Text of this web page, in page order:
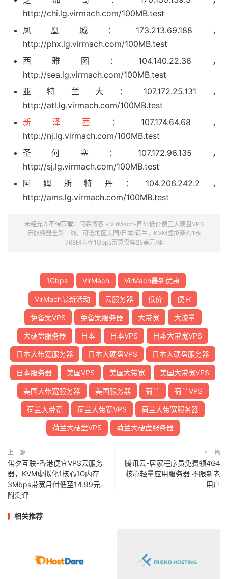
http://chi.lg.virmach.com/100MB.test
凤凰城：173.213.69.188，
http://phx.lg.virmach.com/100MB.test
西雅图：104.140.22.36，
http://sea.lg.virmach.com/100MB.test
亚特兰大：107.172.25.131，
http://atl.lg.virmach.com/100MB.test
新泽西
：107.174.64.68，
http://nj.lg.virmach.com/100MB.test
圣何塞：107.172.96.135，
http://sj.lg.virmach.com/100MB.test
阿姆斯特丹：104.206.242.2，
http://ams.lg.virmach.com/100MB.test
未经允许不得转载： 阿森博客 » VirMach-国外低价便宜大硬盘VPS
云服务器全新上线，可选地区美国/日本/荷兰，KVM虚拟架构1核
768M内存1Gbps带宽仅需25美元/年
1Gbps VirMach VirMach最新优惠
VirMach最新活动 云服务器 低价 便宜
免备案VPS 免备案服务器 大带宽 大流量
大硬盘服务器 日本 日本VPS 日本大带宽VPS
日本大带宽服务器 日本大硬盘VPS 日本大硬盘服务器
日本服务器 美国VPS 美国大带宽 美国大带宽VPS
美国大带宽服务器 美国服务器 荷兰 荷兰VPS
荷兰大带宽 荷兰大带宽VPS 荷兰大带宽服务器
荷兰大硬盘VPS 荷兰大硬盘服务器
上一篇
偌夕互联-香港便宜VPS云服务
器，KVM虚拟化1核心1G内存
3Mbps带宽月付低至14.99元-
附测评
下一篇
腾讯云-居家程序员免费领4G4
核心轻量应用服务器 不限新老
用户
相关推荐